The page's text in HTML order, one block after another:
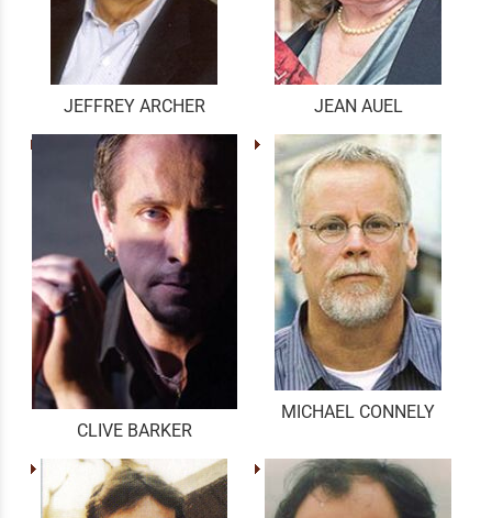
JEFFREY ARCHER JEAN AUEL
CLIVE BARKER
MICHAEL CONNELY